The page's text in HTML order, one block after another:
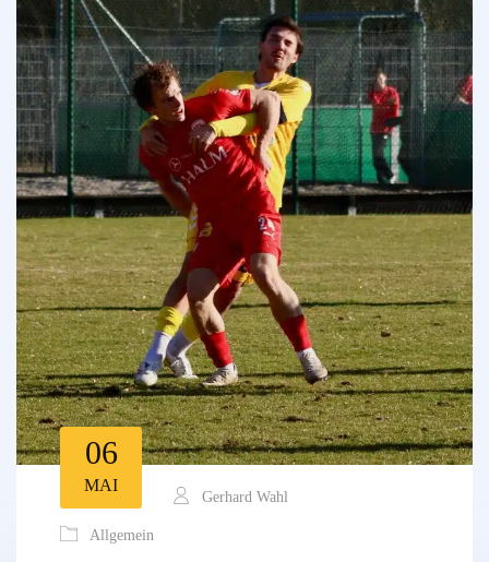
06
MAI
Gerhard Wahl
Allgemein